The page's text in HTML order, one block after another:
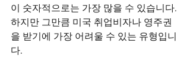
이 숫자적으로는 가장 많을 수 있습니다.
하지만 그만큼 미국 취업비자나 영주권
을 받기에 가장 어려울 수 있는 유형입니
다.